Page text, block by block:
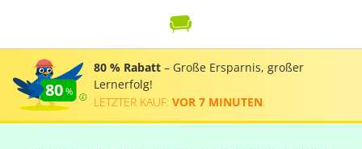
80
80 % Rabatt – Große Ersparnis, großer
Lernerfolg!
LETZTER KAUF: VOR 7 MINUTEN